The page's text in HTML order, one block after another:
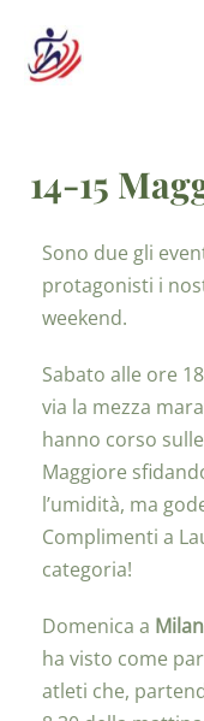
14-15
Sono due gli
protagonisti i
weekend.
Sabato alle ore
via la mezza
hanno corso
Maggiore
l’umidità, ma
Complimenti a
categoria!
Domenica a
ha visto come
atleti che,